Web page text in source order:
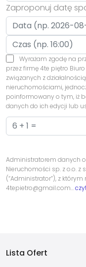
Zaproponuj datę
Wyrażam zgodę na
przez firmę 4te piętro
związanych z
nieruchomościami,
poinformowany o tym, iż
danych do ich edycji lub
Administratorem danych
Nieruchomości sp. z o.o. z
(“Administrator”), z
4tepietro@gmail.com…
Lista Ofert